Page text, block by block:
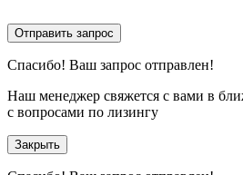
Отправить запрос
Спасибо! Ваш запрос отправлен!
Наш менеджер свяжется с вами в
с вопросами по лизингу
Закрыть